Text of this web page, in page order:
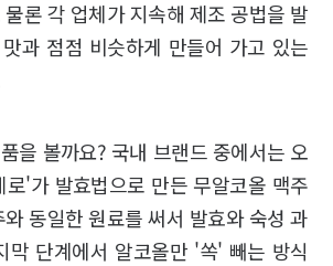
론 각 업체가 지속해 제조 공법을 발
과 점점 비슷하게 만들어 가고 있는
을 볼까요? 국내 브랜드 중에서는 오
'가 발효법으로 만든 무알코올 맥주
동일한 원료를 써서 발효와 숙성 과
막 단계에서 알코올만 '쏙' 빼는 방식